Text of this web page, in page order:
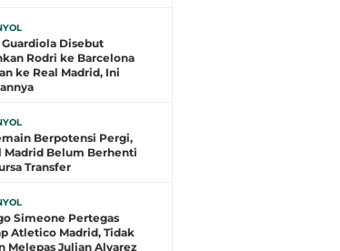
Guardiola Disebut
Rodri ke Barcelona
ke Real Madrid, Ini
Berpotensi Pergi,
Madrid Belum Berhenti
Transfer
Simeone Pertegas
Atletico Madrid, Tidak
Melepas Julian Alvarez